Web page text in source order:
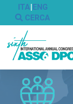
ITA|ENG
CERCA